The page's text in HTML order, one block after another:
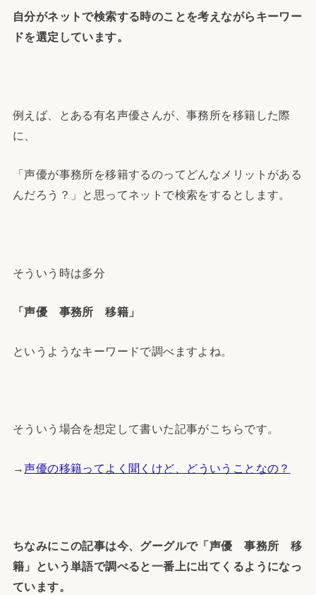
自分がネットで検索する時のことを考えながらキーワー
ドを選定しています。
例えば、とある有名声優さんが、事務所を移籍した際
に、
「声優が事務所を移籍するのってどんなメリットがある
んだろう？」と思ってネットで検索をするとします。
そういう時は多分
「声優 事務所 移籍」
というようなキーワードで調べますよね。
そういう場合を想定して書いた記事がこちらです。
→声優の移籍ってよく聞くけど、どういうことなの？
ちなみにこの記事は今、グーグルで「声優 事務所 移
籍」という単語で調べると一番上に出てくるようになっ
ています。